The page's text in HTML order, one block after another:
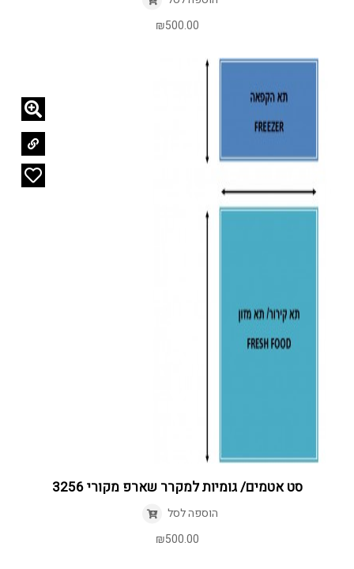
₪500.00
סט אטמים/ גומיות למקרר שארפ מקורי 3256
הוספה לסל
₪500.00